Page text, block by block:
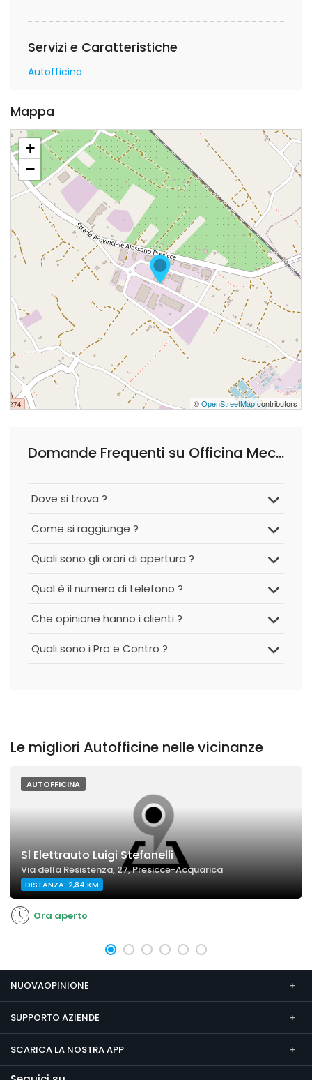
Servizi e Caratteristiche
Autofficina
Mappa
+
−
©OpenStreetMapcontributors
Domande Frequenti su Officina Meccanica di Cosimo Carangelo
Dove si trova ?
Come si raggiunge ?
Quali sono gli orari di apertura ?
Qual è il numero di telefono ?
Che opinione hanno i clienti ?
Quali sono i Pro e Contro ?
Le migliori Autofficine nelle vicinanze
AUTOFFICINA
Sl Elettrauto Luigi Stefanelli
Via della Resistenza, 27, Presicce-Acquarica
DISTANZA: 2,84 KM
Ora aperto
NUOVAOPINIONE
SUPPORTO AZIENDE
SCARICA LA NOSTRA APP